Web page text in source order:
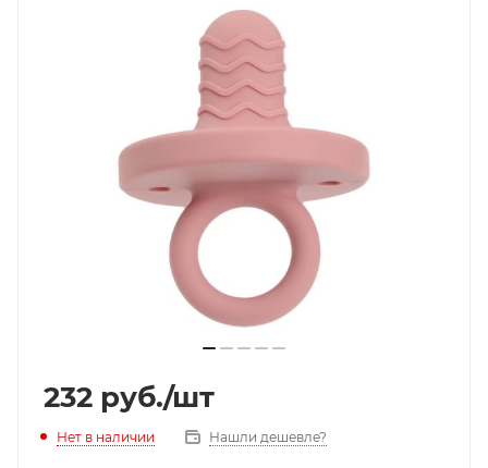
232 руб./шт
Нет в наличии Нашли дешевле?